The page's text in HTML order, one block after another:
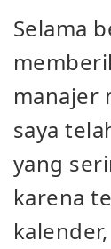
Selama
manajer
saya
yang
karena